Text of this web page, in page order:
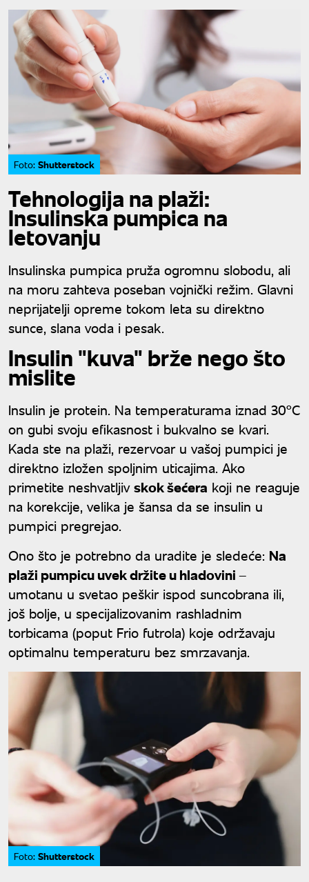
Foto: Shutterstock
Tehnologija na plaži:
Insulinska pumpica na
letovanju
Insulinska pumpica pruža ogromnu slobodu, ali
na moru zahteva poseban vojnički režim. Glavni
neprijatelji opreme tokom leta su direktno
sunce, slana voda i pesak.
Insulin "kuva" brže nego što
mislite
Insulin je protein. Na temperaturama iznad 30°C
on gubi svoju efikasnost i bukvalno se kvari.
Kada ste na plaži, rezervoar u vašoj pumpici je
direktno izložen spoljnim uticajima. Ako
primetite neshvatljivskok šećera koji ne reaguje
na korekcije, velika je šansa da se insulin u
pumpici pregrejao.
Ono što je potrebno da uradite je sledeće: Na
plaži pumpicu uvek držite u hladovini–
umotanu u svetao peškir ispod suncobrana ili,
još bolje, u specijalizovanim rashladnim
torbicama (poput Frio futrola) koje održavaju
optimalnu temperaturu bez smrzavanja.
Foto: Shutterstock